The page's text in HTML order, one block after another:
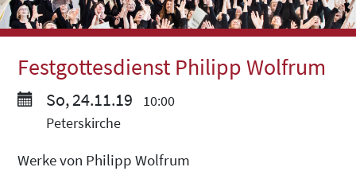
Festgottesdienst Philipp Wolfrum
So, 24.11.19
10:00
Peterskirche
Werke von Philipp Wolfrum